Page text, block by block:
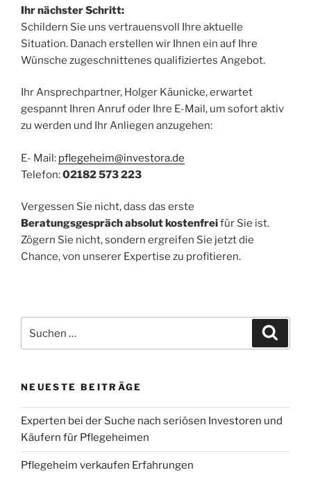
Ihr nächster Schritt:
Schildern Sie uns vertrauensvoll Ihre aktuelle
Situation. Danach erstellen wir Ihnen ein auf Ihre
Wünsche zugeschnittenes qualifiziertes Angebot.
Ihr Ansprechpartner, Holger Käunicke, erwartet
gespannt Ihren Anruf oder Ihre E-Mail, um sofort aktiv
zu werden und Ihr Anliegen anzugehen:
E- Mail: pflegeheim@investora.de
Telefon:02182 573 223
Vergessen Sie nicht, dass das erste
Beratungsgespräch absolut kostenfreifür Sie ist.
Zögern Sie nicht, sondern ergreifen Sie jetzt die
Chance, von unserer Expertise zu profitieren.
nach:
NEUESTE BEITRÄGE
Experten bei der Suche nach seriösen Investoren und
Käufern für Pflegeheimen
Pflegeheim verkaufen Erfahrungen